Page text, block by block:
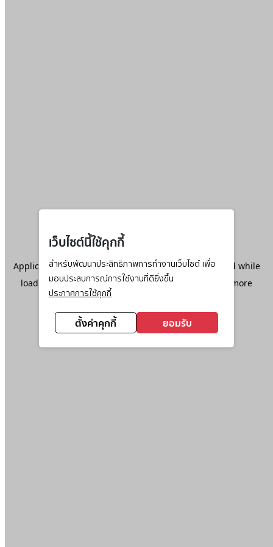
เว็บไซต์นี้ใช้คุกกี้
สำหรับพัฒนาประสิทธิภาพการทำงานเว็บไซต์ เพื่อ
มอบประสบการณ์การใช้งานที่ดียิ่งขึ้น
ประกาศการใช้คุกกี้
ตั้งค่าคุกกี้ ยอมรับ
Application error: aclient-side exception has occurred while
loadingwww.ktc.co.th(see the browser console
for more
information).